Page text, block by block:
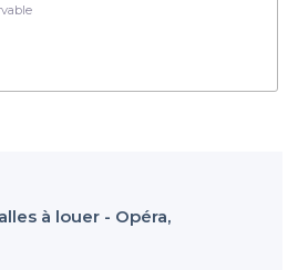
à louer - Opéra,